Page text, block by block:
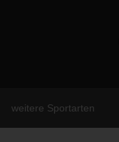
weitere Sportarten